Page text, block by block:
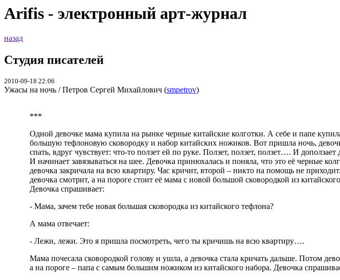
Arifis - электронный арт-журнал
назад
Студия писателей
2010-09-18 22:06
Ужасы на ночь / Петров Сергей Михайлович (smpetrov)
***
Одной девочке мама купила на рынке черные китайские колготки. А себе и папе
большую тефлоновую сковородку и набор китайских ножиков. Вот пришла ночь,
спать, вдруг чувствует: что-то ползет ей по руке. Ползет, ползет, ползет…. И
И начинает завязываться на шее. Девочка принюхалась и поняла, что это её черные
девочка закричала на всю квартиру. Час кричит, второй – никто на помощь не
девочка смотрит, а на пороге стоит её мама с новой большой сковородкой из
Девочка спрашивает:
- Мама, зачем тебе новая большая сковородка из китайского тефлона?
А мама отвечает:
- Лежи, лежи. Это я пришла посмотреть, чего ты кричишь на всю квартиру….
Мама почесала сковородкой голову и ушла, а девочка стала кричать дальше. Потом
а на пороге – папа с самым большим ножиком из китайского набора. Девочка